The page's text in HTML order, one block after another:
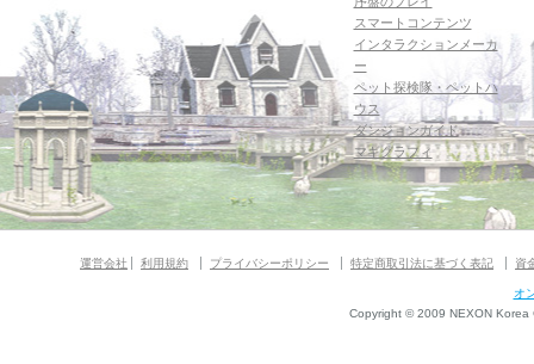
スマートコンテンツ
インタラクションメーカ
ー
ペット探検隊・ペットハ
ウス
ダンジョンガイド
マギグラフィ
運営会社 利用規約 プライバシーポリシー 特定商取引法に基づく表記 資
オ
Copyright © 2009 NEXON Korea